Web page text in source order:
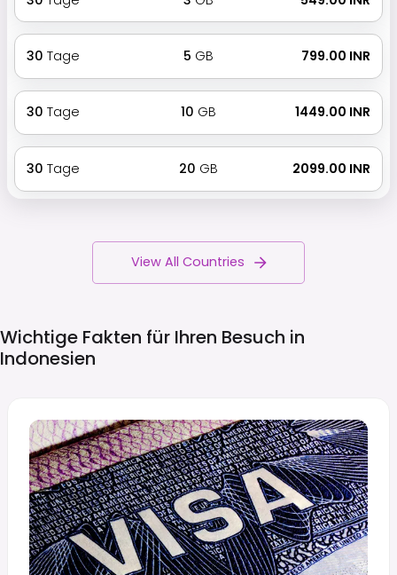
30 Tage 5 GB ₹ 799.00 INR
30 Tage 10 GB ₹ 1449.00 INR
30 Tage 20 GB ₹ 2099.00 INR
View All Countries
Wichtige Fakten für Ihren Besuch in
Indonesien